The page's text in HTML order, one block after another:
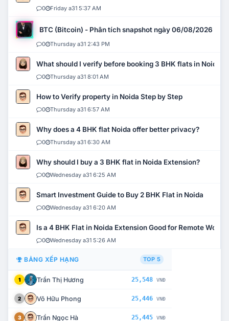
0 Friday a31 5:37 AM
BTC (Bitcoin) - Phân tích snapshot ngày 06/08/2026
0 Thursday a31 2:43 PM
What should I verify before booking 3 BHK flats in Noida?
0 Thursday a31 8:01 AM
How to Verify property in Noida Step by Step
0 Thursday a31 6:57 AM
Why does a 4 BHK flat Noida offer better privacy?
0 Thursday a31 6:30 AM
Why should I buy a 3 BHK flat in Noida Extension?
0 Wednesday a31 6:25 AM
Smart Investment Guide to Buy 2 BHK Flat in Noida
0 Wednesday a31 6:20 AM
Is a 4 BHK Flat in Noida Extension Good for Remote Work?
0 Wednesday a31 5:26 AM
BẢNG XẾP HẠNG TOP 5
1 Trần Thị Hương 25,548 VNĐ
2 Võ Hữu Phong 25,446 VNĐ
3 Trần Ngọc Hà 25,445 VNĐ